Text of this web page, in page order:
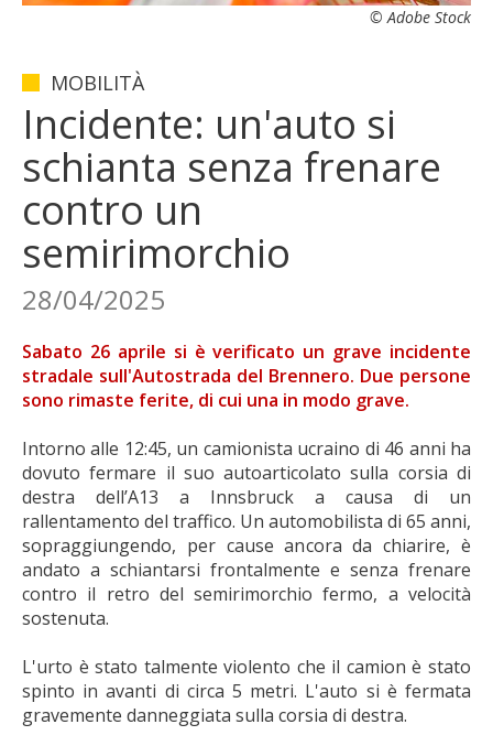
© Adobe Stock
MOBILITÀ
Incidente: un'auto si
schianta senza frenare
contro un
semirimorchio
28/04/2025
Sabato 26 aprile si è verificato un grave incidente
stradale sull'Autostrada del Brennero. Due persone
sono rimaste ferite, di cui una in modo grave.
Intorno alle 12:45, un camionista ucraino di 46 anni ha
dovuto fermare il suo autoarticolato sulla corsia di
destra dell’A13 a Innsbruck a causa di un
rallentamento del traffico. Un automobilista di 65 anni,
sopraggiungendo, per cause ancora da chiarire, è
andato a schiantarsi frontalmente e senza frenare
contro il retro del semirimorchio fermo, a velocità
sostenuta.
L'urto è stato talmente violento che il camion è stato
spinto in avanti di circa 5 metri. L'auto si è fermata
gravemente danneggiata sulla corsia di destra.